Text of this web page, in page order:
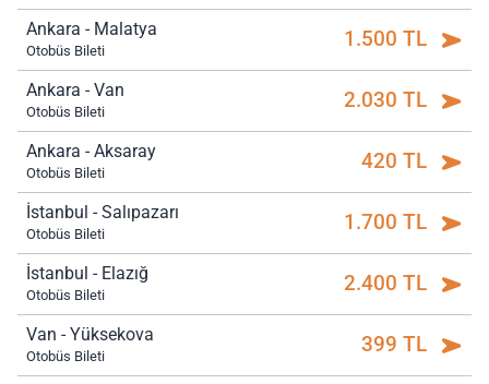
Ankara - Malatya
Otobüs Bileti 1.500 TL
Ankara - Van
Otobüs Bileti 2.030 TL
Ankara - Aksaray
Otobüs Bileti 420 TL
İstanbul - Salıpazarı
Otobüs Bileti 1.700 TL
İstanbul - Elazığ
Otobüs Bileti 2.400 TL
Van - Yüksekova
Otobüs Bileti 399 TL